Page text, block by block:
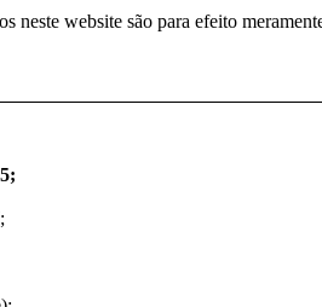
neste website são para efeito